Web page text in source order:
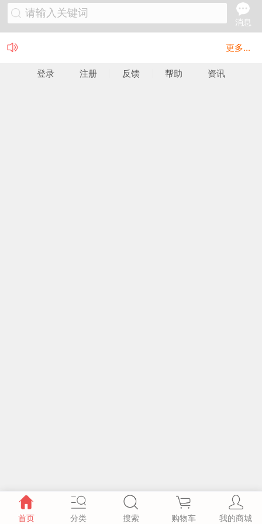
请输入关键词
消息
更多...
登录 注册 反馈 帮助 资讯
首页 分类 搜索 购物车 我的商城